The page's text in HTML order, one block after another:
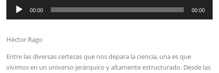
audio
00:00 00:00
Héctor Rago
Entre las diversas certezas que nos depara la ciencia, una es que
vivimos en un universo jerárquico y altamente estructurado. Desde las